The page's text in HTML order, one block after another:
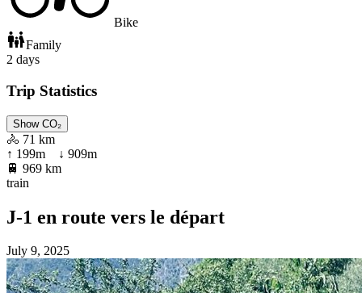
Bike
Family
2 days
Trip Statistics
Show CO₂
🚴 71 km
↑ 199m ↓ 909m
🚆 969 km
train
J-1 en route vers le départ
July 9, 2025